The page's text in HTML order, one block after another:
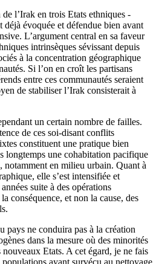
l’Irak en trois Etats ethniques -
évoquée et défendue bien avant
L’argument central en sa faveur
intrinsèques sévissant depuis
à la concentration géographique
Si l’on en croît les partisans
entre ces communautés seraient
de stabiliser l’Irak consisterait à
un certain nombre de failles.
de ces soi-disant conflits
constituent une pratique bien
longtemps une cohabitation pacifique
notamment en milieu urbain. Quant à
elle s’est intensifiée et
suite à des opérations
conséquence, et non la cause, des
pays ne conduira pas à la création
dans la mesure où des minorités
Etats. A cet égard, je ne fais
ayant survécu au nettoyage